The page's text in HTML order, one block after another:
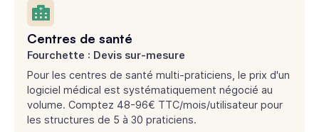
Centres de santé
Fourchette : Devis sur-mesure
Pour les centres de santé multi-praticiens, le prix d'un
logiciel médical est systématiquement négocié au
volume. Comptez 48-96€ TTC/mois/utilisateur pour
les structures de 5 à 30 praticiens.